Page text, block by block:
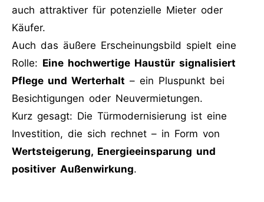
auch attraktiver für potenzielle Mieter oder
Käufer.
Auch das äußere Erscheinungsbild spielt eine
Rolle: Eine hochwertige Haustür signalisiert
Pflege und Werterhalt – ein Pluspunkt bei
Besichtigungen oder Neuvermietungen.
Kurz gesagt: Die Türmodernisierung ist eine
Investition, die sich rechnet – in Form von
Wertsteigerung, Energieeinsparung und
positiver Außenwirkung.